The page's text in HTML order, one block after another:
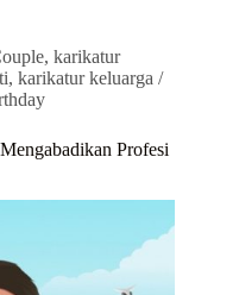
, karikatur
, karikatur keluarga /
Profesi